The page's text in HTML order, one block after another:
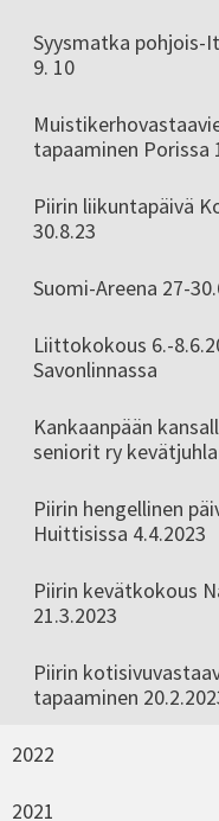
Syysmatka pohjois-
9. 10
tapaaminen Porissa
Piirin liikuntapäivä
30.8.23
Suomi-Areena 27-
Liittokokous 6.-
Savonlinnassa
Kankaanpään
seniorit ry kevätjuhla
Piirin hengellinen
Huittisissa 4.4.2023
Piirin kevätkokous
21.3.2023
Piirin
tapaaminen
2022
2021